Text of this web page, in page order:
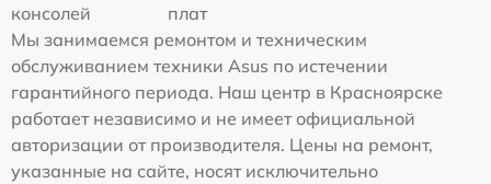
консолей
плат
Мы занимаемся ремонтом и техническим
обслуживанием техники Asus по истечении
гарантийного периода. Наш центр в Красноярске
работает независимо и не имеет официальной
авторизации от производителя. Цены на ремонт,
указанные на сайте, носят исключительно